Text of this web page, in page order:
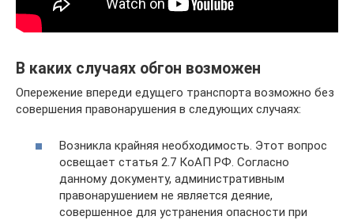
В каких случаях обгон возможен
Опережение впереди едущего транспорта возможно без
совершения правонарушения в следующих случаях:
Возникла крайняя необходимость. Этот вопрос
освещает статья 2.7 КоАП РФ. Согласно
данному документу, административным
правонарушением не является деяние,
совершенное для устранения опасности при